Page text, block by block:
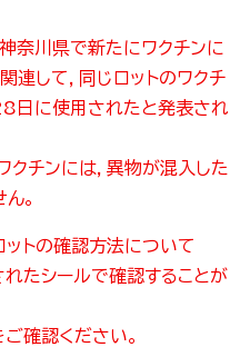
奈川県で新たにワクチンに
して，同じロットのワクチ
日に使用されたと発表され
チンには，異物が混入した
。
ットの確認方法について
ールで確認することが
認ください。